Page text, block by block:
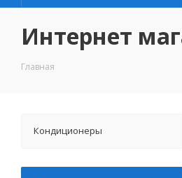
Интернет
Главная
Кондиционеры